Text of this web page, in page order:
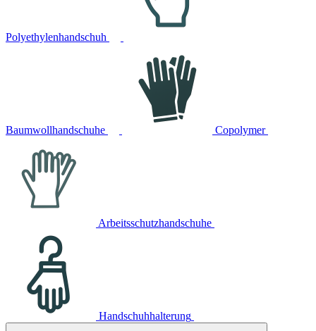
Polyethylenhandschuh
Baumwollhandschuhe Copolymer
Arbeitsschutzhandschuhe
Handschuhhalterung